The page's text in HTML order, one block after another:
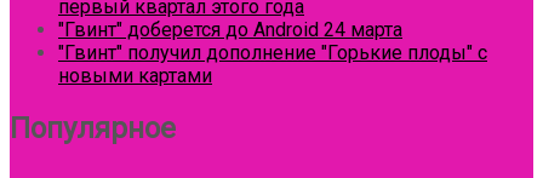
первый квартал этого года
"Гвинт" доберется до Android 24 марта
"Гвинт" получил дополнение "Горькие плоды" с
новыми картами
Популярное